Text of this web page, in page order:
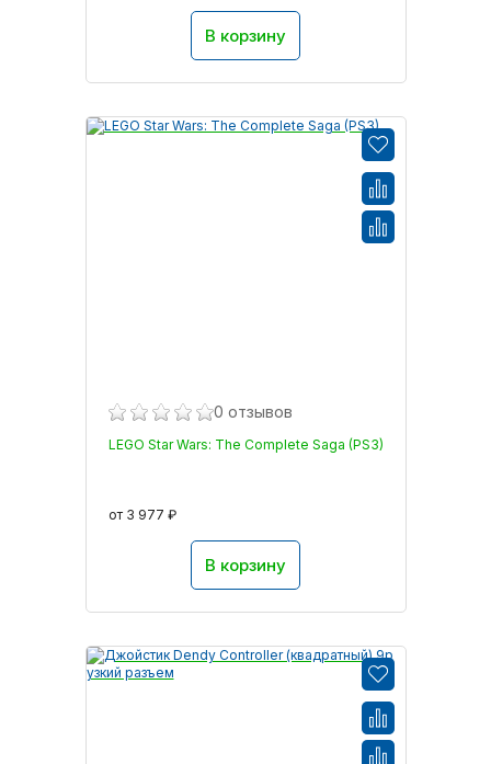
В корзину
0 отзывов
LEGO Star Wars: The Complete Saga (PS3)
от 3 977 ₽
В корзину